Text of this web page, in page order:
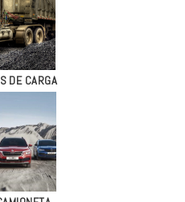
DE CARGA